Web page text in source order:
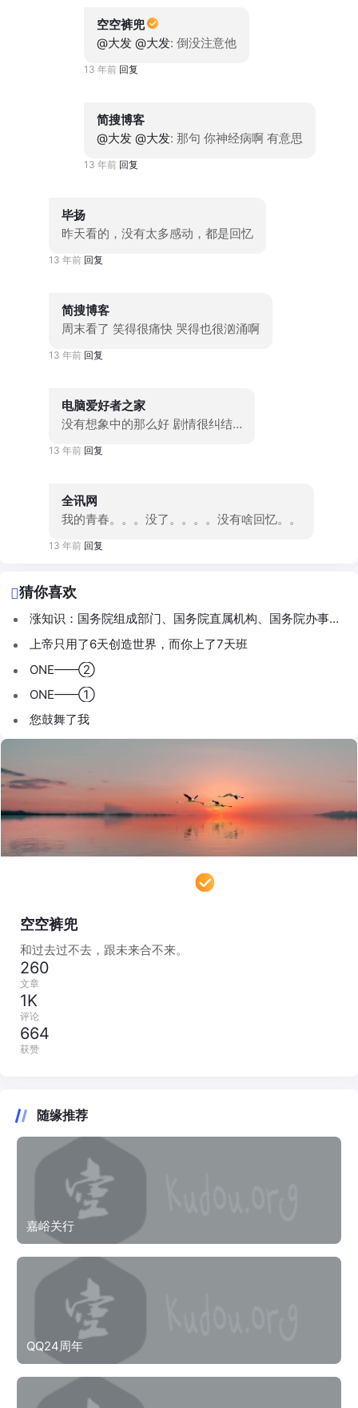
空空裤兜
@大发 @大发: 倒没注意他
13 年前 回复
简搜博客
@大发 @大发: 那句 你神经病啊 有意思
13 年前 回复
毕扬
昨天看的，没有太多感动，都是回忆
13 年前 回复
简搜博客
周末看了 笑得很痛快 哭得也很汹涌啊
13 年前 回复
电脑爱好者之家
没有想象中的那么好 剧情很纠结…
13 年前 回复
全讯网
我的青春。。。没了。。。。没有啥回忆。。
13 年前 回复
猜你喜欢
涨知识：国务院组成部门、国务院直属机构、国务院办事机
构，你分得清吗？
上帝只用了6天创造世界，而你上了7天班
ONE——②
ONE——①
您鼓舞了我
空空裤兜
和过去过不去，跟未来合不来。
260
文章
1K
评论
664
获赞
随缘推荐
嘉峪关行
QQ24周年